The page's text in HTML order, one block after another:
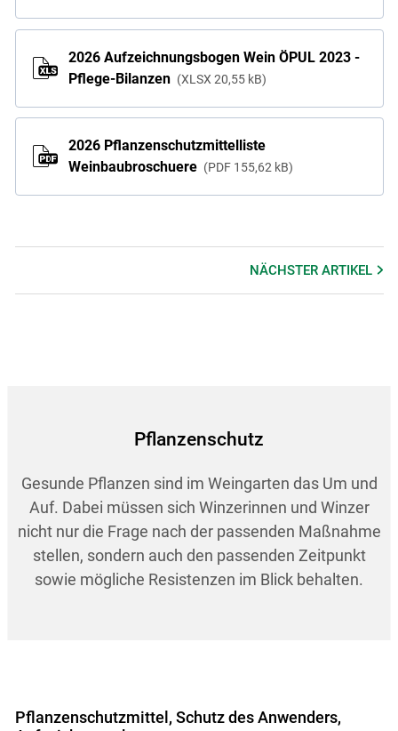
2026 Aufzeichnungsbogen Wein ÖPUL 2023 -
Pflege-Bilanzen
XLSX 20,55 kB
2026 Pflanzenschutzmittelliste
Weinbaubroschuere
PDF 155,62 kB
NÄCHSTERARTIKEL
Pflanzenschutz
Gesunde Pflanzen sind im Weingarten das Um und
Auf. Dabei müssen sich Winzerinnen und Winzer
nicht nur die Frage nach der passenden Maßnahme
stellen, sondern auch den passenden Zeitpunkt
sowie mögliche Resistenzen im Blick behalten.
Pflanzenschutzmittel, Schutz des Anwenders,